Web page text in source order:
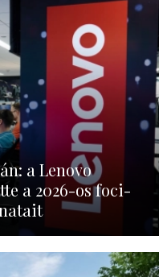
a Lenovo
a 2026-os foci-